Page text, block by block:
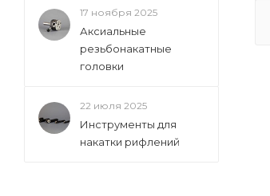
17 ноября 2025
Аксиальные
резьбонакатные
головки
22 июля 2025
Инструменты для
накатки рифлений